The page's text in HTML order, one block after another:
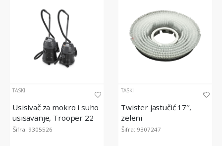
TASKI
Usisivač za mokro i suho
usisavanje, Trooper 22
Euro TASKI
Šifra: 9305526
TASKI
Twister jastučić 17″,
zeleni
Šifra: 9307247